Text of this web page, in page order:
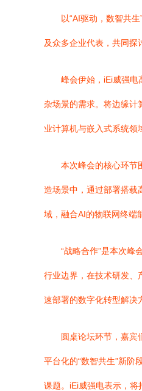
以“AI驱动，数智共
及众多企业代表，共同探
峰会伊始，iEi威强电
杂场景的需求。将边缘计
业计算机与嵌入式系统领
本次峰会的核心环节
造场景中，通过部署搭载
域，融合AI的物联网终端
“战略合作”是本次峰
行业边界，在技术研发、
速部署的数字化转型解决
圆桌论坛环节，嘉宾
平台化的“数智共生”新阶
课题。iEi威强电表示，将